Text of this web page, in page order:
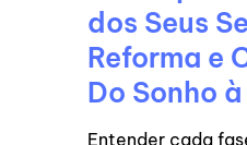
dos Seus
Reforma e
Do Sonho
Entender cada